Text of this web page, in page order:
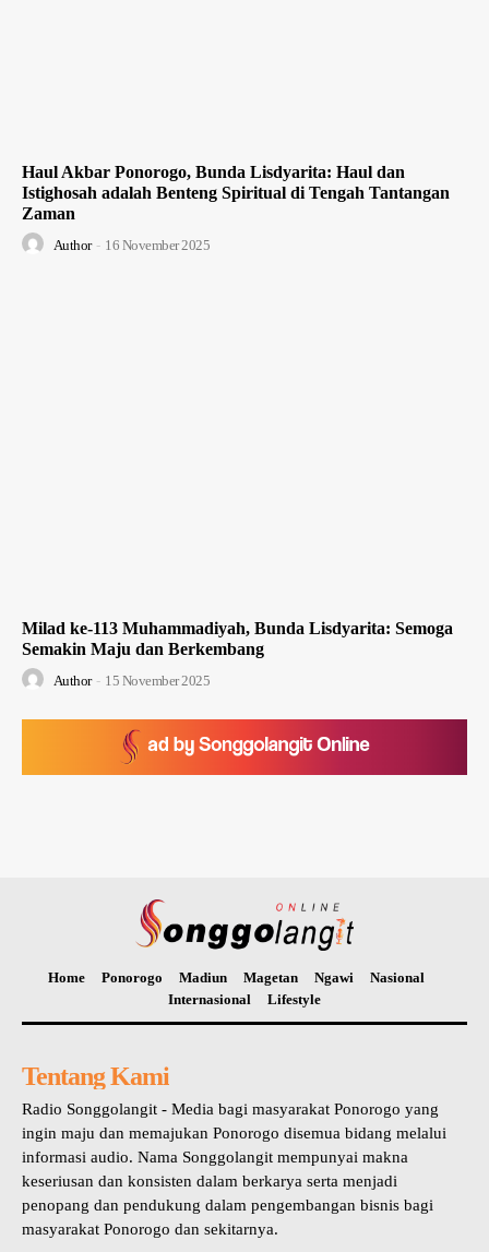
Haul Akbar Ponorogo, Bunda Lisdyarita: Haul dan
Istighosah adalah Benteng Spiritual di Tengah Tantangan
Zaman
Author - 16 November 2025
Milad ke-113 Muhammadiyah, Bunda Lisdyarita: Semoga
Semakin Maju dan Berkembang
Author - 15 November 2025
Home Ponorogo Madiun Magetan Ngawi
Nasional
Internasional
Lifestyle
Tentang Kami
Radio Songgolangit - Media bagi masyarakat Ponorogo yang
ingin maju dan memajukan Ponorogo disemua bidang melalui
informasi audio. Nama Songgolangit mempunyai makna
keseriusan dan konsisten dalam berkarya serta menjadi
penopang dan pendukung dalam pengembangan bisnis bagi
masyarakat Ponorogo dan sekitarnya.